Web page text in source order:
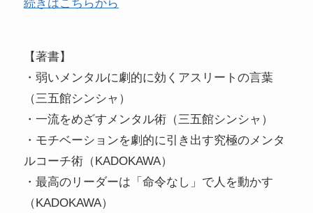
続きはこちらから
【著書】
・弱いメンタルに劇的に効くアスリートの言葉
（三五館シンシャ）
・一流をめざすメンタル術（三五館シンシャ）
・モチベーションを劇的に引き出す究極のメンタ
ルコーチ術（KADOKAWA）
・最高のリーダーは「命令なし」で人を動かす
（KADOKAWA）